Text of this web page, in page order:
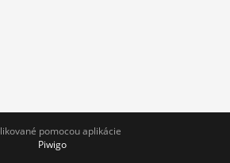
pomocou aplikácie
Piwigo